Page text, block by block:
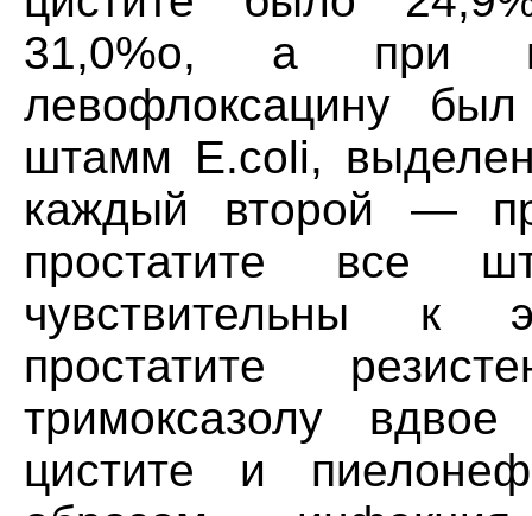
31,0%о, а при
левофлоксацину
штамм E.coli,
каждый второй —
простатите все
чувствительны к
простатите
тримоксазолу
цистите и